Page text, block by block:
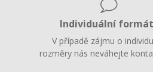
Individuální
V případě zájmu o
rozměry nás neváhejte